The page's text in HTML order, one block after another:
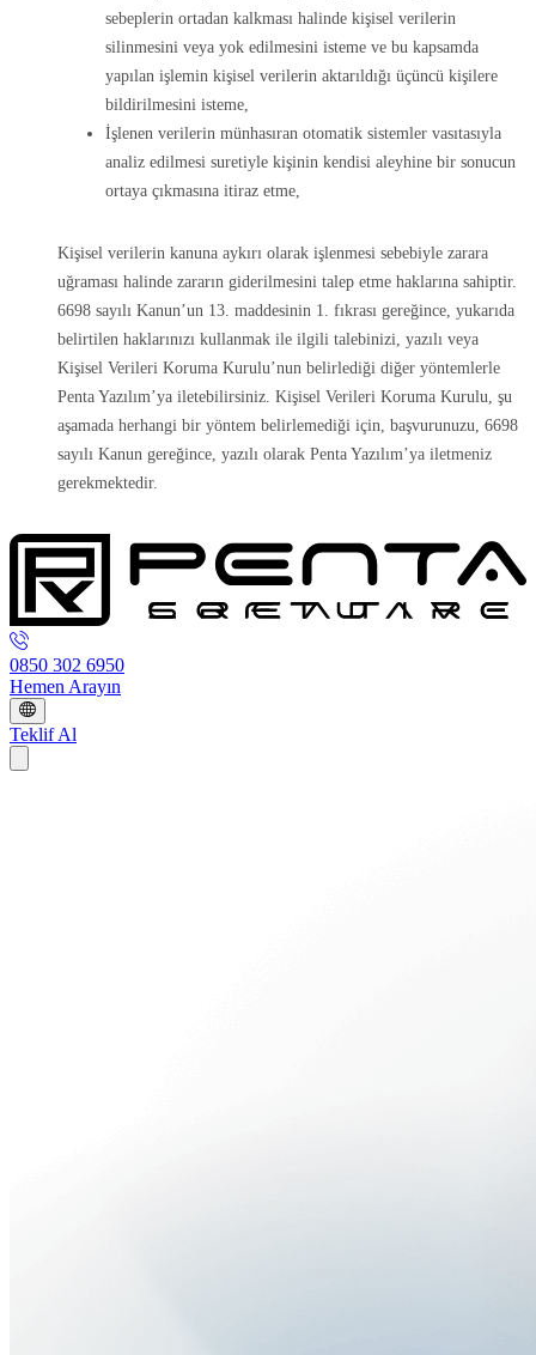
sebeplerin ortadan kalkması halinde kişisel verilerin
silinmesini veya yok edilmesini isteme ve bu kapsamda
yapılan işlemin kişisel verilerin aktarıldığı üçüncü kişilere
bildirilmesini isteme,
İşlenen verilerin münhasıran otomatik sistemler vasıtasıyla
analiz edilmesi suretiyle kişinin kendisi aleyhine bir sonucun
ortaya çıkmasına itiraz etme,
Kişisel verilerin kanuna aykırı olarak işlenmesi sebebiyle zarara
uğraması halinde zararın giderilmesini talep etme haklarına sahiptir.
6698 sayılı Kanun’un 13. maddesinin 1. fıkrası gereğince, yukarıda
belirtilen haklarınızı kullanmak ile ilgili talebinizi, yazılı veya
Kişisel Verileri Koruma Kurulu’nun belirlediği diğer yöntemlerle
Penta Yazılım’ya iletebilirsiniz. Kişisel Verileri Koruma Kurulu, şu
aşamada herhangi bir yöntem belirlemediği için, başvurunuzu, 6698
sayılı Kanun gereğince, yazılı olarak Penta Yazılım’ya iletmeniz
gerekmektedir.
0850 302 6950
Hemen Arayın
Teklif Al